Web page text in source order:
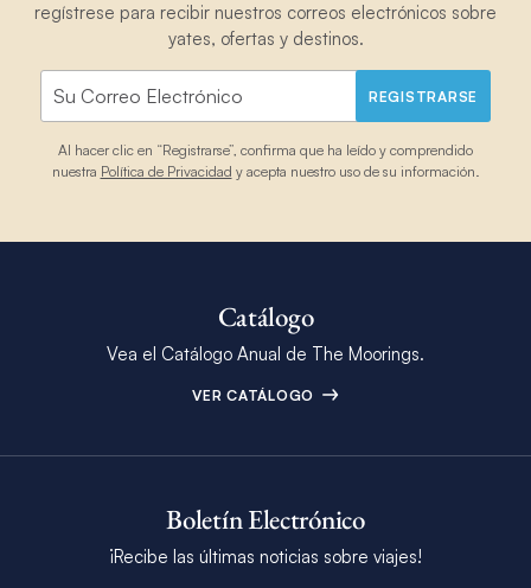
regístrese para recibir nuestros correos electrónicos sobre
yates, ofertas y destinos.
REGISTRARSE
Al hacer clic en “Registrarse”, confirma que ha leído y comprendido
nuestra Política de Privacidad y acepta nuestro uso de su información.
Catálogo
Vea el Catálogo Anual de The Moorings.
VER CATÁLOGO
Boletín Electrónico
¡Recibe las últimas noticias sobre viajes!